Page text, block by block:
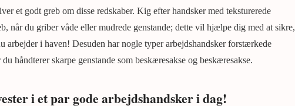
et godt greb om disse redskaber. Kig efter handsker med teksturerede
når du griber våde eller mudrede genstande; dette vil hjælpe dig med at sikre,
arbejder i haven! Desuden har nogle typer arbejdshandsker forstærkede
håndterer skarpe genstande som beskæresakse og beskæresakse.
i et par gode arbejdshandsker i dag!